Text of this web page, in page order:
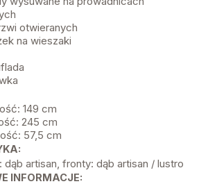
otwieranych
na wieszaki
149 cm
245 cm
57,5 cm
dąb artisan, fronty: dąb artisan / lustro
INFORMACJE: